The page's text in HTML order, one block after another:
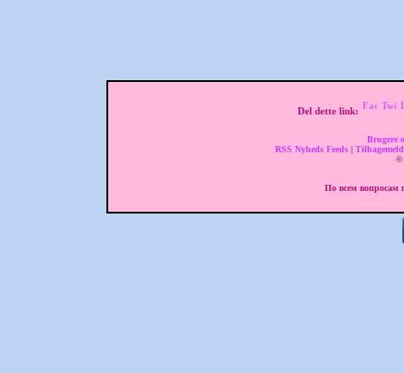
Del dette link:
Brugere
RSS Nyheds Feeds |
©
По всем вопросам